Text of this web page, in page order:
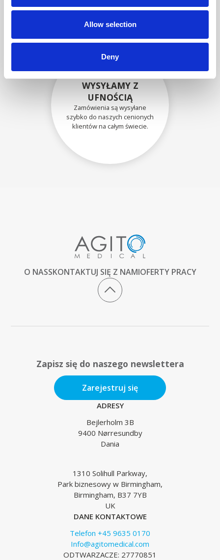
Allow selection
Deny
użyciu odpowiednich
materiałów.
WYSYŁAMY Z
UFNOŚCIĄ
Zamówienia są wysyłane
szybko do naszych cenionych
klientów na całym świecie.
O NASSKONTAKTUJ SIĘ Z NAMIOFERTY PRACY
Zapisz się do naszego newslettera
Zarejestruj się
ADRESY
Bejlerholm 3B
9400 Nørresundby
Dania
1310 Solihull Parkway,
Park biznesowy w Birmingham,
Birmingham, B37 7YB
UK
DANE KONTAKTOWE
Telefon +45 9635 0170
Info@agitomedical.com
ODTWARZACZE: 27770851